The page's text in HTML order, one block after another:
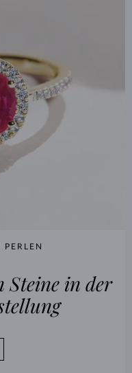
PERLEN
Steine ​​in der